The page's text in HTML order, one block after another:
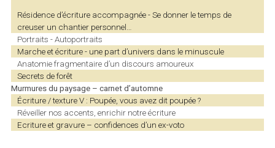
Résidence d’écriture accompagnée - Se donner le temps de
creuser un chantier personnel…
Portraits - Autoportraits
Marche et écriture - une part d’univers dans le minuscule
Anatomie fragmentaire d’un discours amoureux
Secrets de forêt
Murmures du paysage – carnet d’automne
Écriture / texture V : Poupée, vous avez dit poupée ?
Réveiller nos accents, enrichir notre écriture
Ecriture et gravure – confidences d’un ex-voto